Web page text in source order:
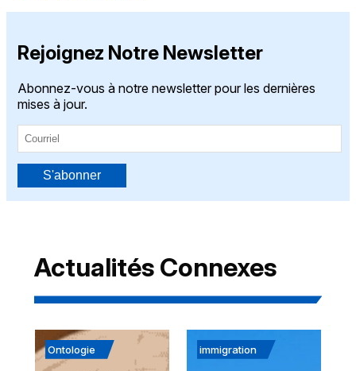
Rejoignez Notre Newsletter
Abonnez-vous à notre newsletter pour les dernières
mises à jour.
S'abonner
Actualités Connexes
Ontologie immigration